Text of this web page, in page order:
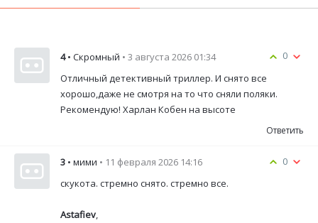
0
4 • Скромный • 3 августа 2026 01:34
Отличный детективный триллер. И снято все
хорошо,даже не смотря на то что сняли поляки.
Рекомендую! Харлан Кобен на высоте
Ответить
0
3 • мими • 11 февраля 2026 14:16
скукота. стремно снято. стремно все.
Astafiev,